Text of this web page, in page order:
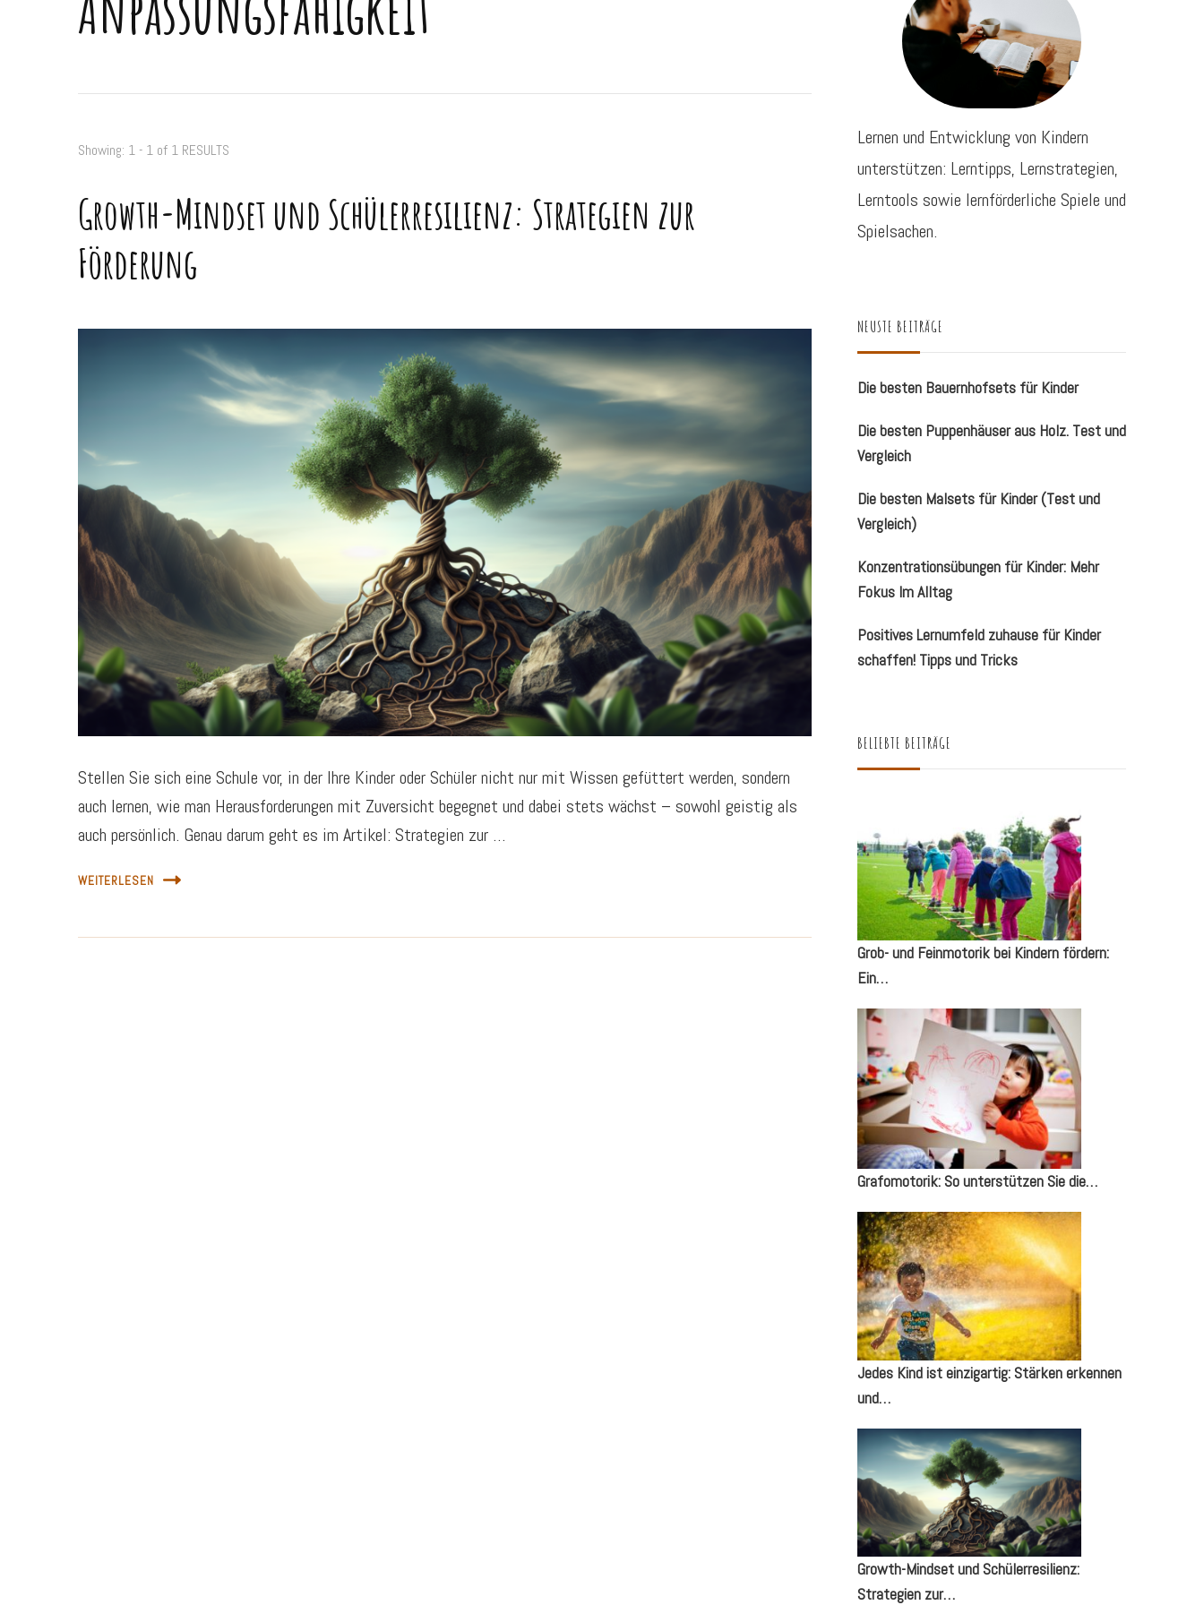
Showing: 1 - 1 of 1 RESULTS
Growth-Mindset und Schülerresilienz: Strategien zur
Förderung
Stellen Sie sich eine Schule vor, in der Ihre Kinder oder Schüler nicht nur mit Wissen gefüttert werden, sondern
auch lernen, wie man Herausforderungen mit Zuversicht begegnet und dabei stets wächst – sowohl geistig als
auch persönlich. Genau darum geht es im Artikel: Strategien zur …
WEITERLESEN
Lernen und Entwicklung von Kindern
unterstützen: Lerntipps, Lernstrategien,
Lerntools sowie lernförderliche Spiele und
Spielsachen.
NEUSTE BEITRÄGE
Die besten Bauernhofsets für Kinder
Die besten Puppenhäuser aus Holz. Test und
Vergleich
Die besten Malsets für Kinder (Test und
Vergleich)
Konzentrationsübungen für Kinder: Mehr
Fokus Im Alltag
Positives Lernumfeld zuhause für Kinder
schaffen! Tipps und Tricks
BELIEBTE BEITRÄGE
Grob- und Feinmotorik bei Kindern fördern:
Ein…
Grafomotorik: So unterstützen Sie die…
Jedes Kind ist einzigartig: Stärken erkennen
und…
Growth-Mindset und Schülerresilienz:
Strategien zur…